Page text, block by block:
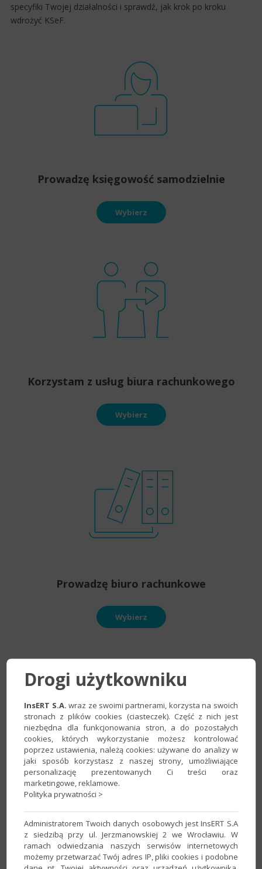
specyfiki Twojej działalności i sprawdź, jak krok po kroku
wdrożyć KSeF.
Prowadzę księgowość samodzielnie
Wybierz
Korzystam z usług biura rachunkowego
Wybierz
Prowadzę biuro rachunkowe
Wybierz
KSeF - zasady, reguły,
porady
Drogi użytkowniku
InsERT S.A. wraz ze swoimi partnerami, korzysta na swoich
stronach z plików cookies (ciasteczek). Część z nich jest
niezbędna dla funkcjonowania stron, a do pozostałych
cookies, których wykorzystanie możesz kontrolować
poprzez ustawienia, należą cookies: używane do analizy w
jaki sposób korzystasz z naszej strony, umożliwiające
personalizację prezentowanych Ci treści oraz
marketingowe, reklamowe.
Polityka prywatności >
Administratorem Twoich danych osobowych jest InsERT S.A
z siedzibą przy ul. Jerzmanowskiej 2 we Wrocławiu. W
ramach odwiedzania naszych serwisów internetowych
możemy przetwarzać Twój adres IP, pliki cookies i podobne